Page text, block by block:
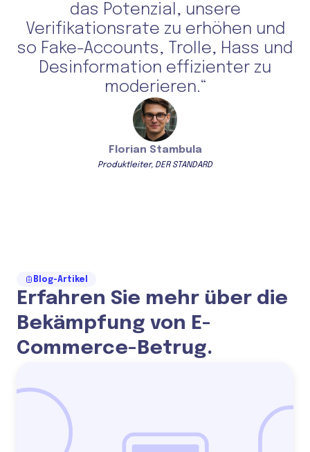
das Potenzial, unsere
Verifikationsrate zu erhöhen und
so Fake-Accounts, Trolle, Hass und
Desinformation effizienter zu
moderieren.“
Florian Stambula
Produktleiter, DER STANDARD
Blog-Artikel
Erfahren Sie mehr über die
Bekämpfung von E-
Commerce-Betrug.